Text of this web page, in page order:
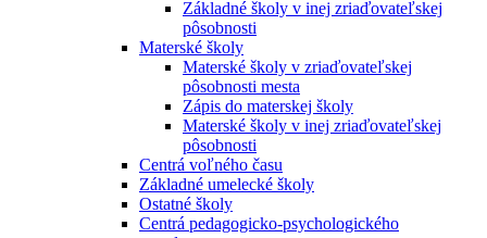
Základné školy v inej zriaďovateľskej
pôsobnosti
Materské školy
Materské školy v zriaďovateľskej
pôsobnosti mesta
Zápis do materskej školy
Materské školy v inej zriaďovateľskej
pôsobnosti
Centrá voľného času
Základné umelecké školy
Ostatné školy
Centrá pedagogicko-psychologického